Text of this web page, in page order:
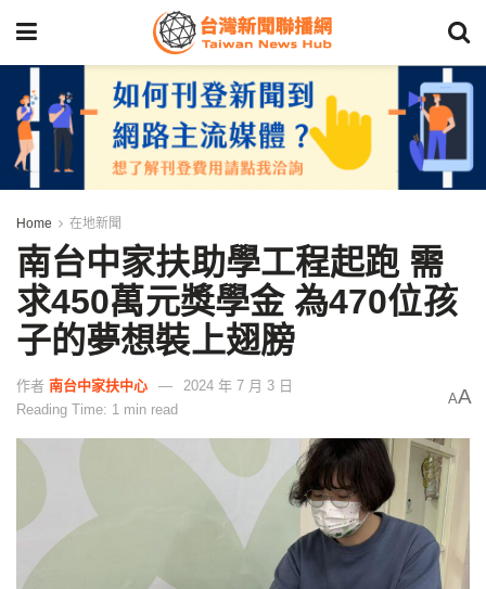
Home 在地新聞
南台中家扶助學工程起跑 需
求450萬元獎學金 為470位孩
子的夢想裝上翅膀
作者 南台中家扶中心
2024 年 7 月 3 日
Reading Time: 1 min read
AA